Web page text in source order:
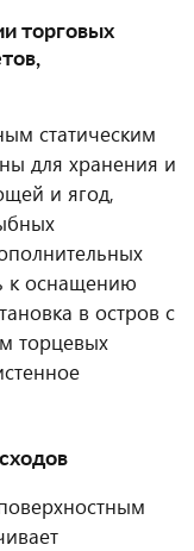
торговых
статическим
для хранения и
и ягод,
к оснащению
в остров с
торцевых